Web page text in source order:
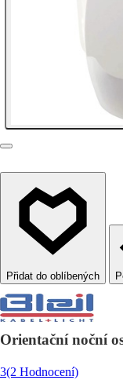
Orientační noční
3(2 Hodnocení)